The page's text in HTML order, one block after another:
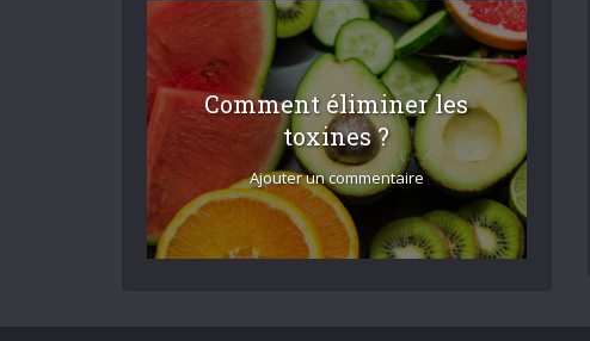
Comment éliminer les
toxines ?
Ajouter un commentaire